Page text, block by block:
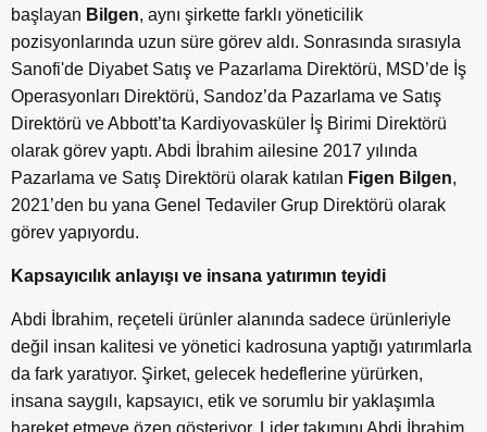
başlayan Bilgen, aynı şirkette farklı yöneticilik
pozisyonlarında uzun süre görev aldı. Sonrasında sırasıyla
Sanofi'de Diyabet Satış ve Pazarlama Direktörü, MSD’de İş
Operasyonları Direktörü, Sandoz’da Pazarlama ve Satış
Direktörü ve Abbott’ta Kardiyovasküler İş Birimi Direktörü
olarak görev yaptı. Abdi İbrahim ailesine 2017 yılında
Pazarlama ve Satış Direktörü olarak katılan Figen Bilgen,
2021’den bu yana Genel Tedaviler Grup Direktörü olarak
görev yapıyordu.
Kapsayıcılık anlayışı ve insana yatırımın teyidi
Abdi İbrahim, reçeteli ürünler alanında sadece ürünleriyle
değil insan kalitesi ve yönetici kadrosuna yaptığı yatırımlarla
da fark yaratıyor. Şirket, gelecek hedeflerine yürürken,
insana saygılı, kapsayıcı, etik ve sorumlu bir yaklaşımla